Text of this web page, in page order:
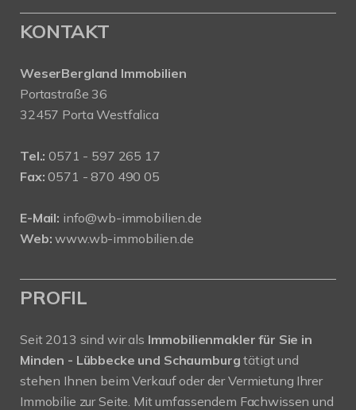
KONTAKT
WeserBergland Immobilien
Portastraße 36
32457 Porta Westfalica
Tel.: 0571 - 597 265 17
Fax: 0571 - 870 490 05
E-Mail: info@wb-immobilien.de
Web: www.wb-immobilien.de
PROFIL
Seit 2013 sind wir als Immobilienmakler für Sie in
Minden - Lübbecke und Schaumburgtätigt und
stehen Ihnen beim Verkauf oder der Vermietung Ihrer
Immobilie zur Seite. Mit umfassendem Fachwissen und